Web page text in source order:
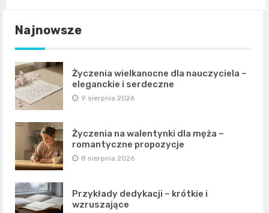
Najnowsze
Życzenia wielkanocne dla nauczyciela –
eleganckie i serdeczne
9 sierpnia 2026
Życzenia na walentynki dla męża –
romantyczne propozycje
8 sierpnia 2026
Przykłady dedykacji – krótkie i
wzruszające